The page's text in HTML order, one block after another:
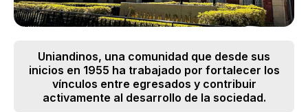
Uniandinos, una comunidad que desde sus
inicios en 1955 ha trabajado por fortalecer los
vínculos entre egresados y contribuir
activamente al desarrollo de la sociedad.